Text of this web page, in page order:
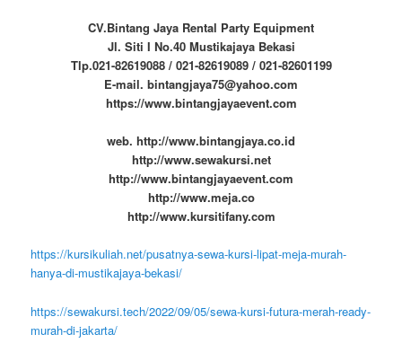
CV.Bintang Jaya Rental Party Equipment
Jl. Siti I No.40 Mustikajaya Bekasi
Tlp.021-82619088 / 021-82619089 / 021-82601199
E-mail. bintangjaya75@yahoo.com
https://www.bintangjayaevent.com
web. http://www.bintangjaya.co.id
http://www.sewakursi.net
http://www.bintangjayaevent.com
http://www.meja.co
http://www.kursitifany.com
https://kursikuliah.net/pusatnya-sewa-kursi-lipat-meja-murah-
hanya-di-mustikajaya-bekasi/
https://sewakursi.tech/2022/09/05/sewa-kursi-futura-merah-ready-
murah-di-jakarta/